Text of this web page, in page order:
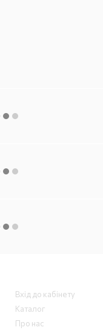
Вхід до кабінету
Каталог
Про нас